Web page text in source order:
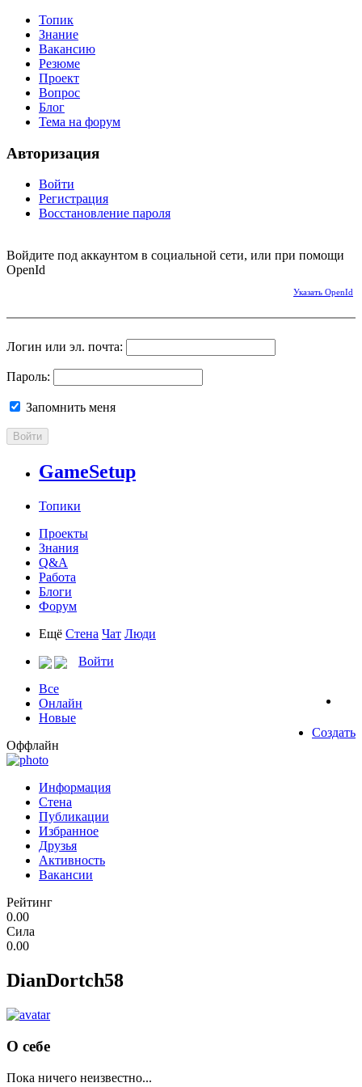
Топик
Знание
Вакансию
Резюме
Проект
Вопрос
Блог
Тема на форум
Авторизация
Войти
Регистрация
Восстановление пароля
Войдите под аккаунтом в социальной сети, или при помощи
OpenId
Указать OpenId
Логин или эл. почта:
Пароль:
Запомнить меня
Войти
GameSetup
Топики
Проекты
Знания
Q&A
Работа
Блоги
Форум
Ещё Стена Чат Люди
Войти
Все
Онлайн
Новые
Создать
Оффлайн
Информация
Стена
Публикации
Избранное
Друзья
Активность
Вакансии
Рейтинг
0.00
Сила
0.00
DianDortch58
О себе
Пока ничего неизвестно...